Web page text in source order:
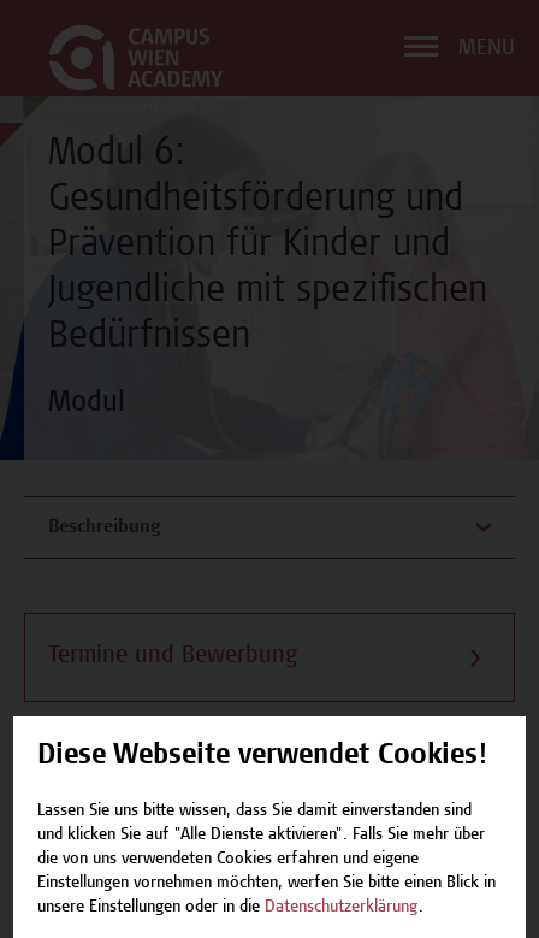
MENÜ
Modul 6:
Gesundheitsförderung und
Prävention für Kinder und
Jugendliche mit spezifischen
Bedürfnissen
Modul
Beschreibung
Termine und Bewerbung
Beschreibung
Termine und Bewerbung
Diese Webseite verwendet Cookies!
Lassen Sie uns bitte wissen, dass Sie damit einverstanden sind
und klicken Sie auf "Alle Dienste aktivieren". Falls Sie mehr über
die von uns verwendeten Cookies erfahren und eigene
Einstellungen vornehmen möchten, werfen Sie bitte einen Blick in
unsere Einstellungen oder in die Datenschutzerklärung.